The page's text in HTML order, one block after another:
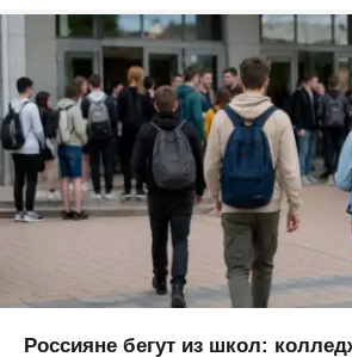
Россияне бегут из школ: